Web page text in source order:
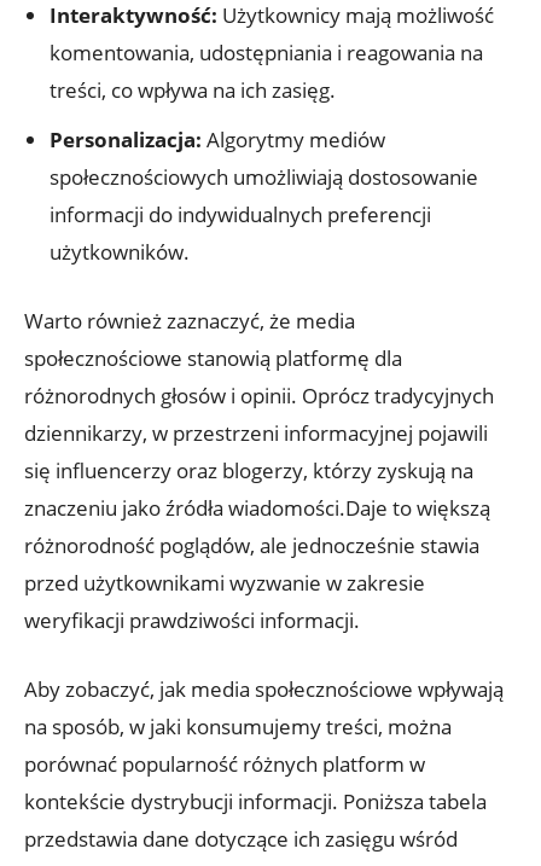
Interaktywność: Użytkownicy mają możliwość
komentowania, udostępniania i reagowania na
treści, co wpływa na ich zasięg.
Personalizacja: Algorytmy mediów
społecznościowych umożliwiają dostosowanie
informacji do indywidualnych preferencji
użytkowników.
Warto również zaznaczyć, że media
społecznościowe stanowią platformę dla
różnorodnych głosów i opinii. Oprócz tradycyjnych
dziennikarzy, w przestrzeni informacyjnej pojawili
się influencerzy oraz blogerzy, którzy zyskują na
znaczeniu jako źródła wiadomości.Daje to większą
różnorodność poglądów, ale jednocześnie stawia
przed użytkownikami wyzwanie w zakresie
weryfikacji prawdziwości informacji.
Aby zobaczyć, jak media społecznościowe wpływają
na sposób, w jaki konsumujemy treści, można
porównać popularność różnych platform w
kontekście dystrybucji informacji. Poniższa tabela
przedstawia dane dotyczące ich zasięgu wśród